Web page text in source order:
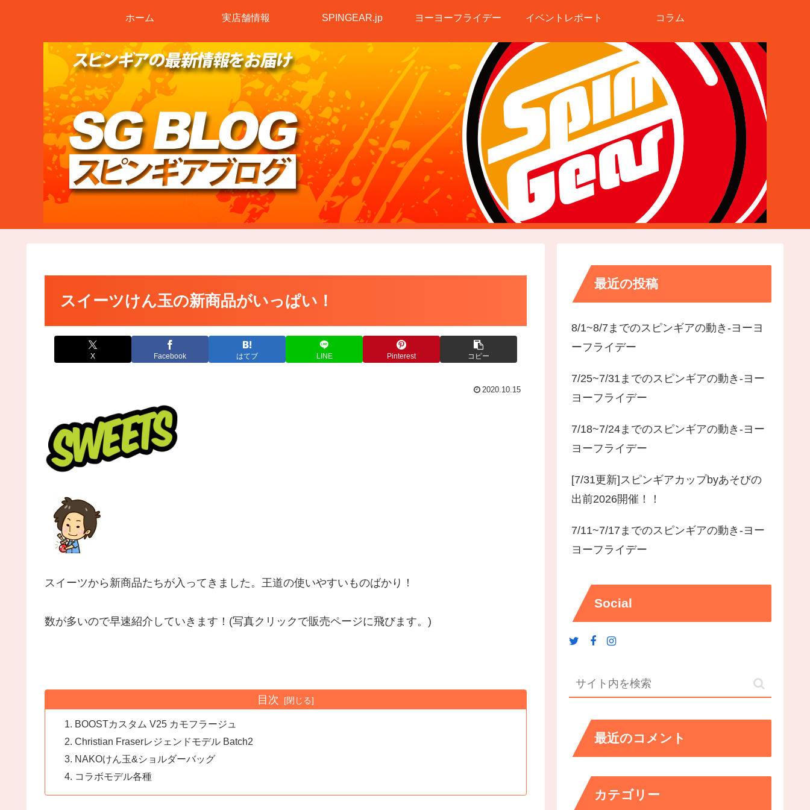
ホーム 実店舗情報 SPINGEAR.jp ヨーヨーフライデー イベントレポート コラム
スイーツけん玉の新商品がいっぱい！
X Facebook はてブ LINE Pinterest コピー
2020.10.15
スイーツから新商品たちが入ってきました。王道の使いやすいものばかり！
数が多いので早速紹介していきます！(写真クリックで販売ページに飛びます。)
目次
BOOSTカスタム V25 カモフラージュ
Christian Fraserレジェンドモデル Batch2
NAKOけん玉&ショルダーバッグ
コラボモデル各種
最近の投稿
8/1~8/7までのスピンギアの動き-ヨーヨ
ーフライデー
7/25~7/31までのスピンギアの動き-ヨー
ヨーフライデー
7/18~7/24までのスピンギアの動き-ヨー
ヨーフライデー
[7/31更新]スピンギアカップbyあそびの
出前2026開催！！
7/11~7/17までのスピンギアの動き-ヨー
ヨーフライデー
Social
最近のコメント
カテゴリー